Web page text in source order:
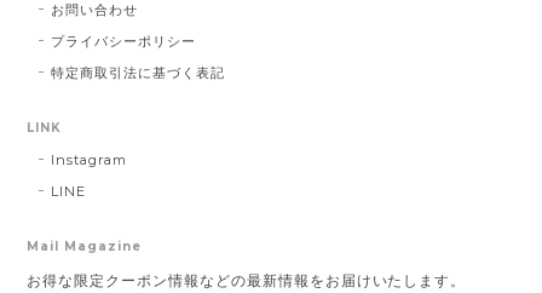
お問い合わせ
プライバシーポリシー
特定商取引法に基づく表記
LINK
Instagram
LINE
Mail Magazine
お得な限定クーポン情報などの最新情報をお届けいたします。